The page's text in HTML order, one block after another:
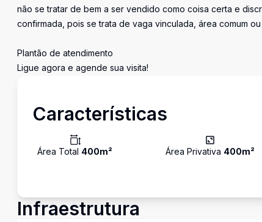
não se tratar de bem a ser vendido como coisa certa e
confirmada, pois se trata de vaga vinculada, área comum
Plantão de atendimento
Ligue agora e agende sua visita!
Características
Área Total 400m² Área Privativa 400m²
Infraestrutura